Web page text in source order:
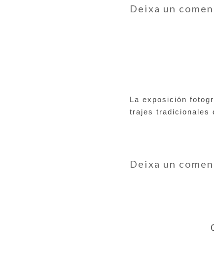
Deixa un
La exposición
trajes tradicionales
Deixa un